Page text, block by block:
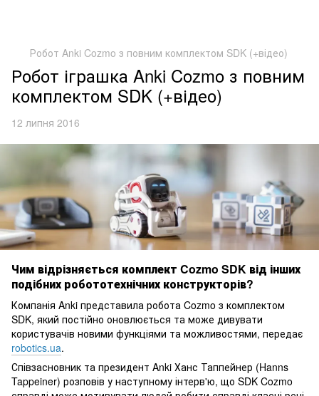
Робот Anki Cozmo з повним комплектом SDK (+відео)
Робот іграшка Anki Cozmo з повним
комплектом SDK (+відео)
12 липня 2016
Чим відрізняється комплект Cozmo SDK від інших
подібних робототехнічних конструкторів?
Компанія Anki представила робота Cozmo з комплектом
SDK, який постійно оновлюється та може дивувати
користувачів новими функціями та можливостями, передає
robotics.ua.
Співзасновник та президент Anki Ханс Таппейнер (Hanns
Tappeiner) розповів у наступному інтерв'ю, що SDK Cozmo